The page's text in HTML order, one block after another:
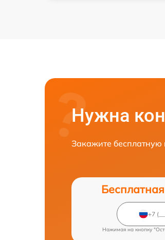
Нужна
Закажите бесплатную
Нажимая на кнопку